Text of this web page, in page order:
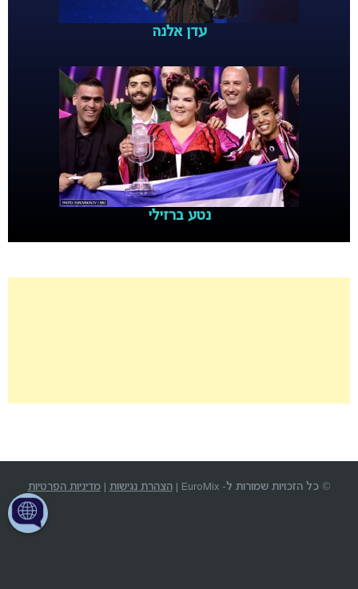
עדן אלנה
נטע ברזילי
© כל הזכויות שמורות ל- EuroMix | הצהרת נגישות |מדיניות הפרטיות